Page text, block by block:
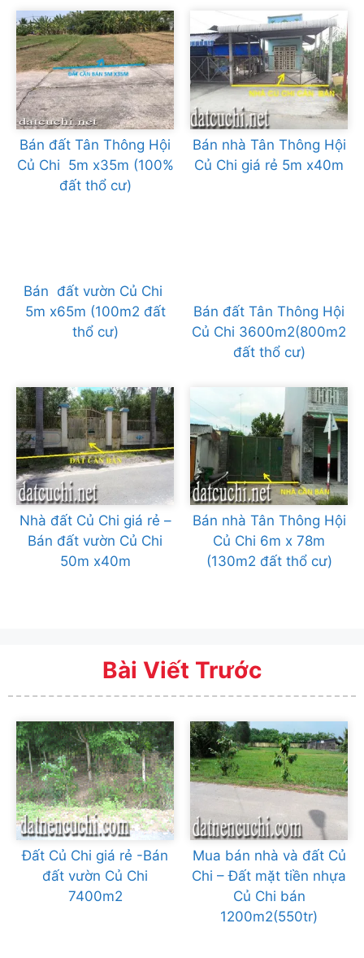
Bán đất Tân Thông Hội
Củ Chi 5m x35m (100%
đất thổ cư)
Bán nhà Tân Thông Hội
Củ Chi giá rẻ 5m x40m
Bán đất vườn Củ Chi
5m x65m (100m2 đất
thổ cư)
Bán đất Tân Thông Hội
Củ Chi 3600m2(800m2
đất thổ cư)
Nhà đất Củ Chi giá rẻ –
Bán đất vườn Củ Chi
50m x40m
Bán nhà Tân Thông Hội
Củ Chi 6m x 78m
(130m2 đất thổ cư)
Bài Viết Trước
Đất Củ Chi giá rẻ -Bán
đất vườn Củ Chi
7400m2
Mua bán nhà và đất Củ
Chi – Đất mặt tiền nhựa
Củ Chi bán
1200m2(550tr)